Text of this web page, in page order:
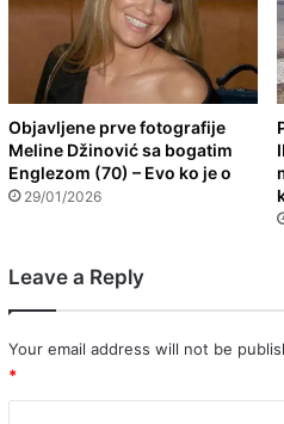
Objavljene prve fotografije
Meline Džinović sa bogatim
Englezom (70) – Evo ko je o
29/01/2026
Leave a Reply
Your email address will not be
*